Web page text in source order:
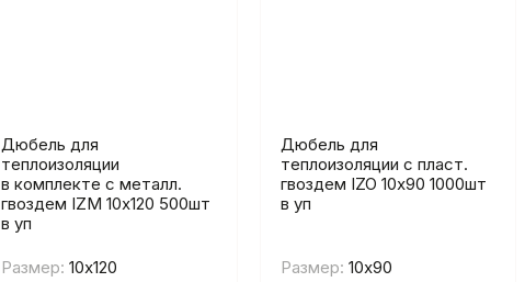
Дюбель для
теплоизоляции
в комплекте с металл.
гвоздем IZМ 10х120 500шт
в уп
Размер: 10х120
Дюбель для
теплоизоляции с пласт.
гвоздем IZO 10х90 1000шт
в уп
Размер: 10х90